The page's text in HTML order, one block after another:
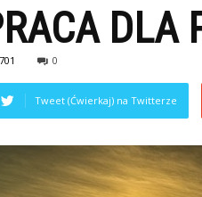
DLA
701 0
Tweet (Ćwierkaj) na Twitterze